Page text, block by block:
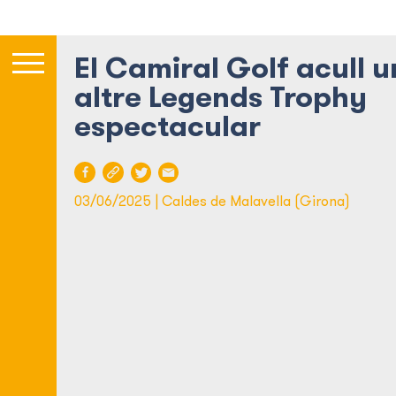
El Camiral Golf acull
altre Legends Trophy
espectacular
03/06/2025 | Caldes de Malavella (Girona)